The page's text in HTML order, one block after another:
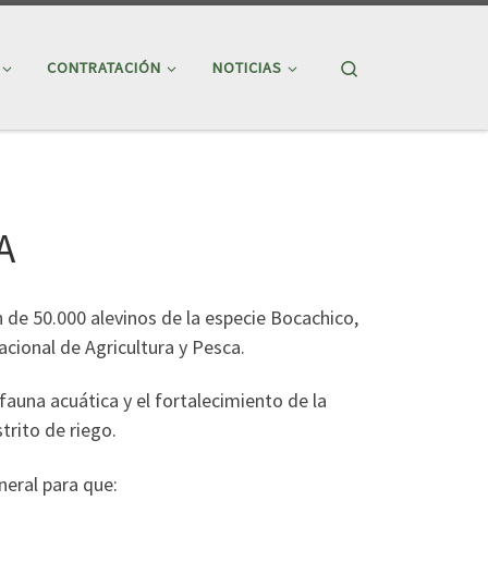
CONTRATACIÓN NOTICIAS
50.000 alevinos de la especie Bocachico,
de Agricultura y Pesca.
acuática y el fortalecimiento de la
de riego.
para que: